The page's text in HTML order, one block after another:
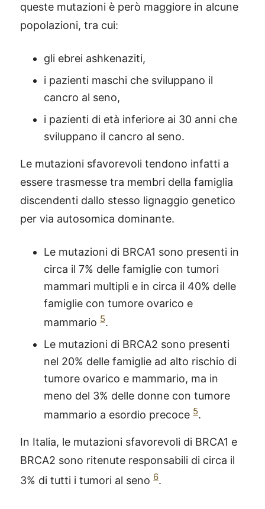
queste mutazioni è però maggiore in alcune
popolazioni, tra cui:
gli ebrei ashkenaziti,
i pazienti maschi che sviluppano il
cancro al seno,
i pazienti di età inferiore ai 30 anni che
sviluppano il cancro al seno.
Le mutazioni sfavorevoli tendono infatti a
essere trasmesse tra membri della famiglia
discendenti dallo stesso lignaggio genetico
per via autosomica dominante.
Le mutazioni di BRCA1 sono presenti in
circa il 7% delle famiglie con tumori
mammari multipli e in circa il 40% delle
famiglie con tumore ovarico e
mammario 5.
Le mutazioni di BRCA2 sono presenti
nel 20% delle famiglie ad alto rischio di
tumore ovarico e mammario, ma in
meno del 3% delle donne con tumore
mammario a esordio precoce 5.
In Italia, le mutazioni sfavorevoli di BRCA1 e
BRCA2 sono ritenute responsabili di circa il
3% di tutti i tumori al seno 6.